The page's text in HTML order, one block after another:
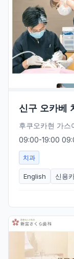
신구 오카베
후쿠오카현 가
09:00-19:00
치과
English 신용